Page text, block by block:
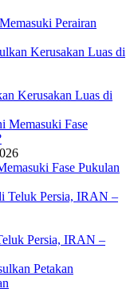
Perairan
Kerusakan Luas di
Fase Pukulan
Persia, IRAN –